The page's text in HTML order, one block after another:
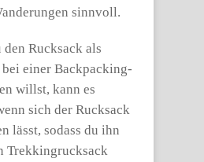
sinnvoll.
den Rucksack als
einer Backpacking-
willst, kann es
sich der Rucksack
lässt, sodass du ihn
Trekkingrucksack